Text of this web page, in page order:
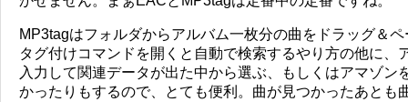
MP3tagはフォルダからアルバム一枚分の曲をドラッグ＆
タグ付けコマンドを開くと自動で検索するやり方の他に、
入力して関連データが出た中から選ぶ、もしくはアマゾン
かったりもするので、とても便利。曲が見つかったあとも